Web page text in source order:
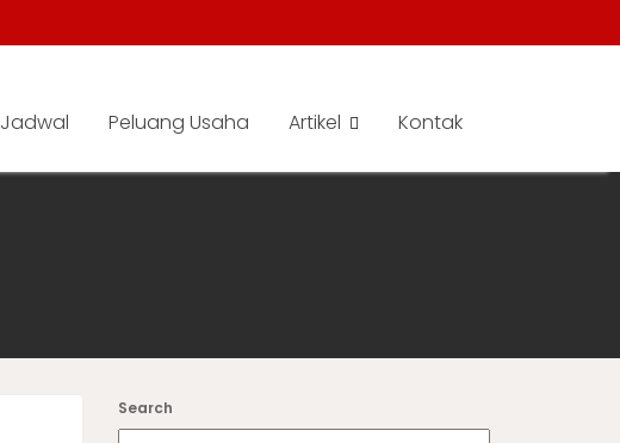
Jadwal Peluang Usaha Artikel Kontak
Search